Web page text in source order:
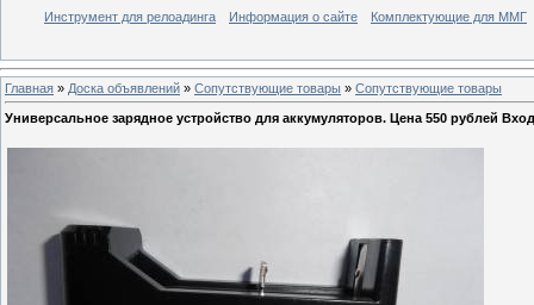
Инструмент для релоадинга Информация о сайте Комплектующие для ММГ
Главная » Доска объявлений » Сопутствующие товары » Сопутствующие товары
Универсальное зарядное устройство для аккумуляторов. Цена 550 рублей